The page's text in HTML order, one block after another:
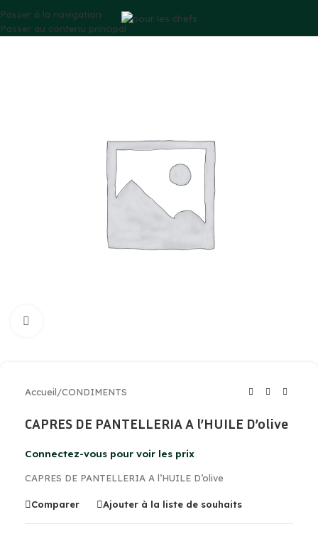
Passer à la navigation
Passer au contenu principal
Accueil/CONDIMENTS
CAPRES DE PANTELLERIA A l’HUILE D’olive
Connectez-vous pour voir les prix
CAPRES DE PANTELLERIA A l’HUILE D’olive
Comparer Ajouter à la liste de souhaits